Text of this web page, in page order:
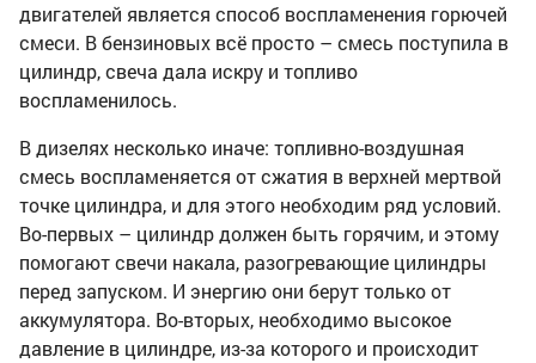
двигателей является способ воспламенения горючей
смеси. В бензиновых всё просто – смесь поступила в
цилиндр, свеча дала искру и топливо
воспламенилось.
В дизелях несколько иначе: топливно-воздушная
смесь воспламеняется от сжатия в верхней мертвой
точке цилиндра, и для этого необходим ряд условий.
Во-первых – цилиндр должен быть горячим, и этому
помогают свечи накала, разогревающие цилиндры
перед запуском. И энергию они берут только от
аккумулятора. Во-вторых, необходимо высокое
давление в цилиндре, из-за которого и происходит